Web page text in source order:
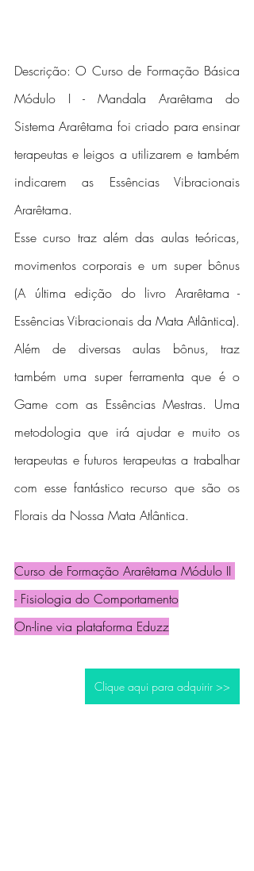
Descrição: O Curso de Formação Básica
Módulo I - Mandala Ararêtama do
Sistema Ararêtama foi criado para ensinar
terapeutas e leigos a utilizarem e também
indicarem as Essências Vibracionais
Ararêtama.
Esse curso traz além das aulas teóricas,
movimentos corporais e um super bônus
(A última edição do livro Ararêtama -
Essências Vibracionais da Mata Atlântica).
Além de diversas aulas bônus, traz
também uma super ferramenta que é o
Game com as Essências Mestras. Uma
metodologia que irá ajudar e muito os
terapeutas e futuros terapeutas a trabalhar
com esse fantástico recurso que são os
Florais da Nossa Mata Atlântica.
Curso de Formação Ararêtama Módulo II
- Fisiologia do Comportamento
On-line via plataforma Eduzz
Clique aqui para adquirir >>